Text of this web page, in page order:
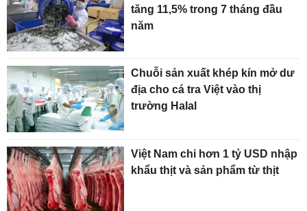
tăng 11,5% trong 7 tháng đầu
năm
Chuỗi sản xuất khép kín mở dư
địa cho cá tra Việt vào thị
trường Halal
Việt Nam chi hơn 1 tỷ USD nhập
khẩu thịt và sản phẩm từ thịt